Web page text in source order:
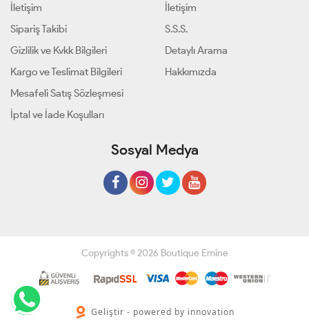
İletişim
Sipariş Takibi
Gizlilik ve Kvkk Bilgileri
Kargo ve Teslimat Bilgileri
Mesafeli Satış Sözleşmesi
İptal ve İade Koşulları
İletişim
S.S.S.
Detaylı Arama
Hakkımızda
Sosyal Medya
Copyrights © 2026 Boutique Emine
Geliştir - powered by innovation